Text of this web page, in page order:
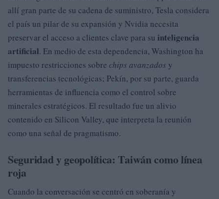
allí gran parte de su cadena de suministro, Tesla considera
el país un pilar de su expansión y Nvidia necesita
preservar el acceso a clientes clave para su inteligencia
artificial. En medio de esta dependencia, Washington ha
impuesto restricciones sobre chips avanzados y
transferencias tecnológicas; Pekín, por su parte, guarda
herramientas de influencia como el control sobre
minerales estratégicos. El resultado fue un alivio
contenido en Silicon Valley, que interpreta la reunión
como una señal de pragmatismo.
Seguridad y geopolítica: Taiwán como línea
roja
Cuando la conversación se centró en soberanía y